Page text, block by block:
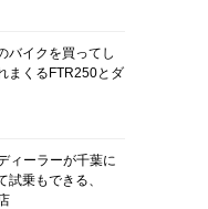
バイクを買ってし
まくるFTR250とダ
ィーラーが千葉に
試乗もできる、